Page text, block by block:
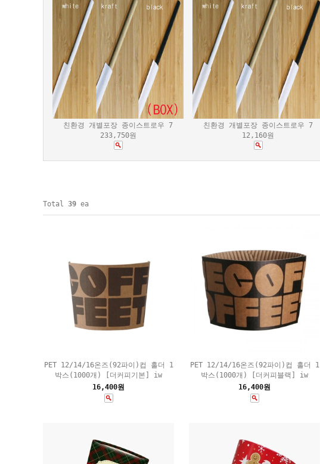
친환경 개별포장 종이스트로우 7
233,750원
친환경 개별포장 종이스트로우 7
12,160원
Total 39 ea
PET 12/14/16온즈(92파이)컵 홀더 1
박스(1000개) [더커피기본] iw
16,400원
PET 12/14/16온즈(92파이)컵 홀더 1
박스(1000개) [더커피블랙] iw
16,400원